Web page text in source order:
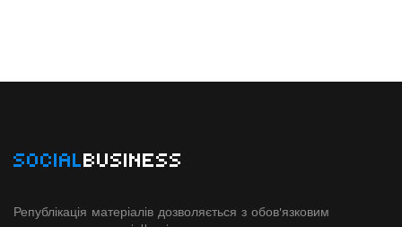
SOCIALBUSINESS
Републікація матеріалів дозволяється з обов'язковим